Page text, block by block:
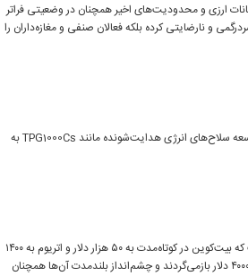
ارزی و محدودیت‌های اخیر همچنان در وضعیتی فراتر
و نارضایتی کرده بلکه فعالان صنفی و مغازه‌داران را
چین در برخورد با استارلینک به جای حمله مستقیم به ماهواره‌ها، با توسعه سلاح‌های انرژی هدایت‌شونده مانند TPG1000Cs به
بانک استاندارد چارترد در جدیدترین گزارش خود پیش‌بینی کرده است که بیت‌کوین در کوتاه‌مدت به ۵۰ هزار دلار و اتریوم به ۱۴۰۰
دلار کاهش می‌یابد، اما تا پایان سال ۲۰۲۶ به ترتیب به ۱۰۰ هزار دلار و ۴۰۰۰ دلار بازمی‌گردند و چشم‌انداز بلندمدت آن‌ها همچنان